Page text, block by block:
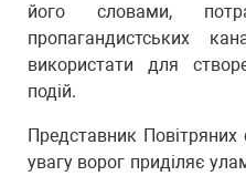
його словами,
пропагандистських
використати для
подій.
Представник
увагу ворог приділяє